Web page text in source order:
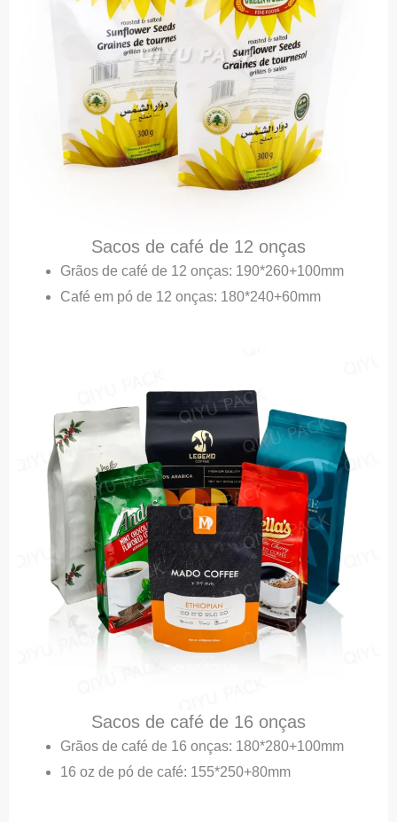
Sacos de café de 12 onças
Grãos de café de 12 onças: 190*260+100mm
Café em pó de 12 onças: 180*240+60mm
Sacos de café de 16 onças
Grãos de café de 16 onças: 180*280+100mm
16 oz de pó de café: 155*250+80mm